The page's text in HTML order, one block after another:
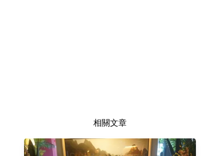
相關文章